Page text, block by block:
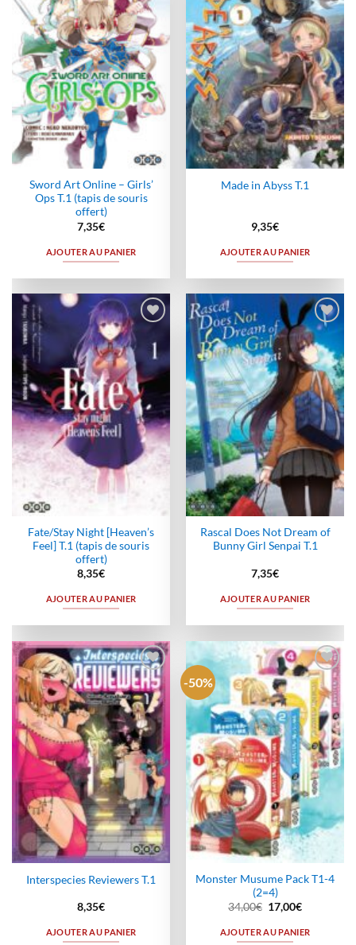
wishlist
Sword Art Online – Girls’
Ops T.1 (tapis de souris
offert)
7,35€
AJOUTER AU PANIER
wishlist
Made in Abyss T.1
9,35€
AJOUTER AU PANIER
Ajouter
à la
wishlist
Fate/Stay Night [Heaven’s
Feel] T.1 (tapis de souris
offert)
8,35€
AJOUTER AU PANIER
Ajouter
à la
wishlist
Rascal Does Not Dream of
Bunny Girl Senpai T.1
7,35€
AJOUTER AU PANIER
Ajouter
à la
wishlist
Interspecies Reviewers T.1
8,35€
AJOUTER AU PANIER
-50%
Ajouter
à la
wishlist
Monster Musume Pack T1-4
(2=4)
34,00€ Le
prix
initial
était :
17,00€Le
actuel
est :
AJOUTER AU PANIER